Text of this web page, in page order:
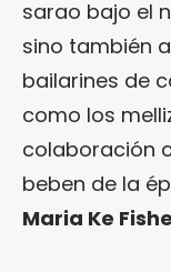
sarao bajo el
sino también
bailarines de
como los
colaboración
beben de la
Maria Ke